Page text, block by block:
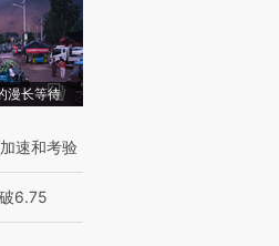
漫长等待
速和考验
6.75